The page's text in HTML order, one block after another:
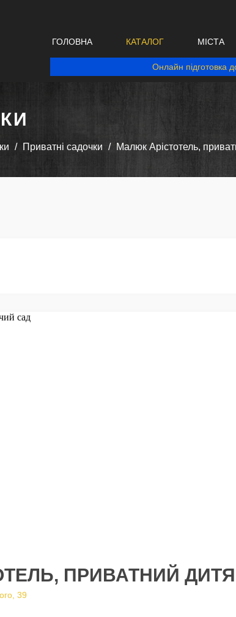
ГОЛОВНА КАТАЛОГ МІСТА
Онлайн підготовка
Приватні садочки Малюк Арістотель,
ПРИВАТНИЙ
39